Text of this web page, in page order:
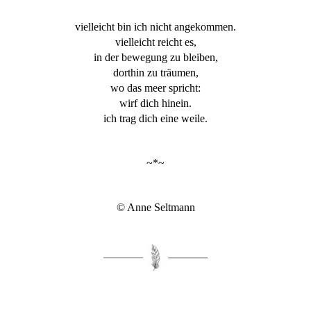
vielleicht bin ich nicht angekommen.
vielleicht reicht es,
in der bewegung zu bleiben,
dorthin zu träumen,
wo das meer spricht:
wirf dich hinein.
ich trag dich eine weile.
~*~
© Anne Seltmann